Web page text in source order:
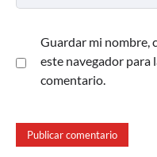
Guardar mi nombre,
este navegador para
comentario.